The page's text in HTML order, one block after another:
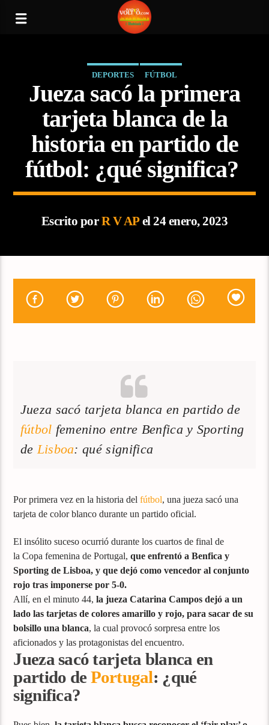
DEPORTES FÚTBOL
Jueza sacó la primera
tarjeta blanca de la
historia en partido de
fútbol: ¿qué significa?
Escrito porR V APel 24 enero, 2023
Jueza sacó tarjeta blanca en partido de
fútbol femenino entre Benfica y Sporting
de Lisboa: qué significa
Por primera vez en la historia delfútbol, una jueza sacó una
tarjeta de color blanco durante un partido oficial.
El insólito suceso ocurrió durante los cuartos de final de
la Copa femenina de Portugal,que enfrentó a Benfica y
Sporting de Lisboa, y que dejó como vencedor al conjunto
rojo tras imponerse por 5-0.
Allí, en el minuto 44, la jueza Catarina Campos dejó a un
lado las tarjetas de colores amarillo y rojo, para sacar de su
bolsillo una blanca, la cual provocó sorpresa entre los
aficionados y las protagonistas del encuentro.
Jueza sacó tarjeta blanca en
partido de Portugal: ¿qué
significa?